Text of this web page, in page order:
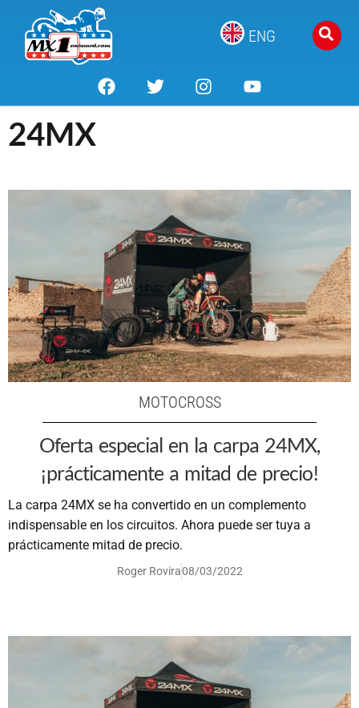
ENG
24MX
MOTOCROSS
Oferta especial en la carpa 24MX,
¡prácticamente a mitad de precio!
La carpa 24MX se ha convertido en un complemento
indispensable en los circuitos. Ahora puede ser tuya a
prácticamente mitad de precio.
Roger Rovira08/03/2022